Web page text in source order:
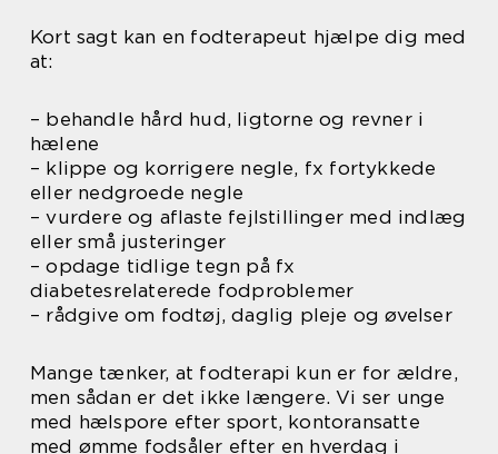
Kort sagt kan en fodterapeut hjælpe dig med
at:
– behandle hård hud, ligtorne og revner i
hælene
– klippe og korrigere negle, fx fortykkede
eller nedgroede negle
– vurdere og aflaste fejlstillinger med indlæg
eller små justeringer
– opdage tidlige tegn på fx
diabetesrelaterede fodproblemer
– rådgive om fodtøj, daglig pleje og øvelser
Mange tænker, at fodterapi kun er for ældre,
men sådan er det ikke længere. Vi ser unge
med hælspore efter sport, kontoransatte
med ømme fodsåler efter en hverdag i